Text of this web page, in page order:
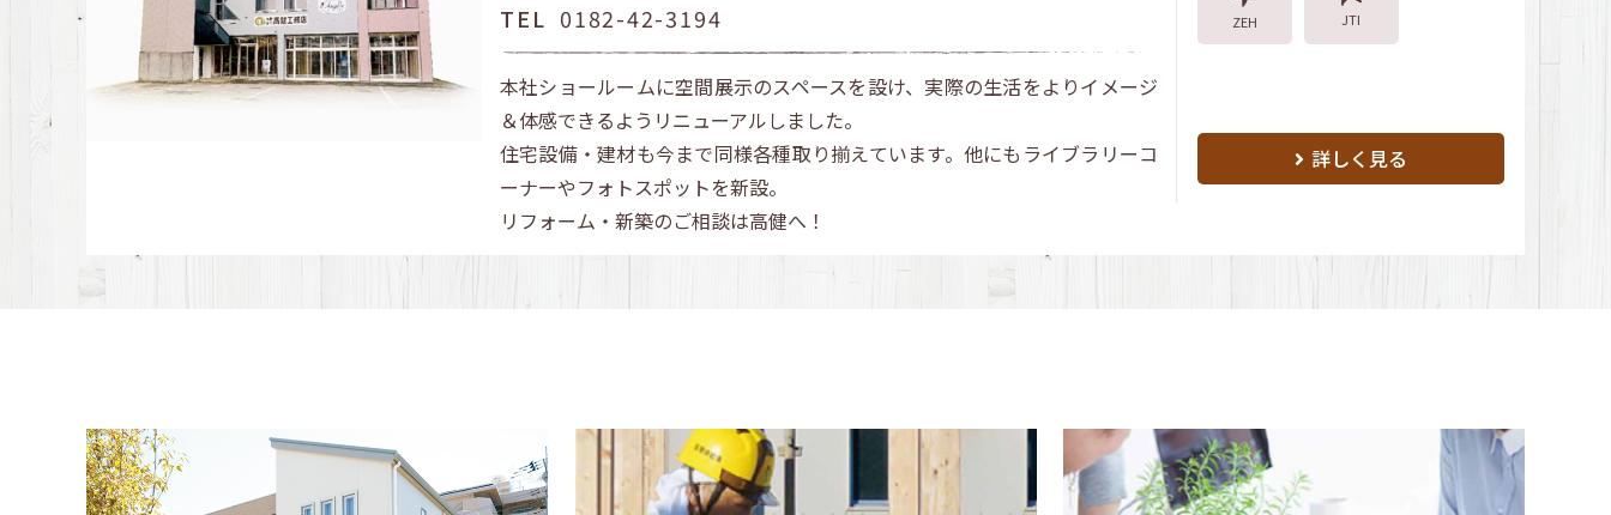
TEL 0182-42-3194
本社ショールームに空間展示のスペースを設け、実際の生活をよりイメージ
＆体感できるようリニューアルしました。
住宅設備・建材も今まで同様各種取り揃えています。他にもライブラリーコ
ーナーやフォトスポットを新設。
リフォーム・新築のご相談は高健へ！
ZEH JTI
詳しく見る